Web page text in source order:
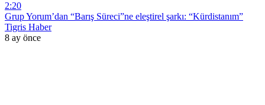
2:20
Grup Yorum’dan “Barış Süreci”ne eleştirel şarkı: “Kürdistanım”
Tigris Haber
8 ay önce